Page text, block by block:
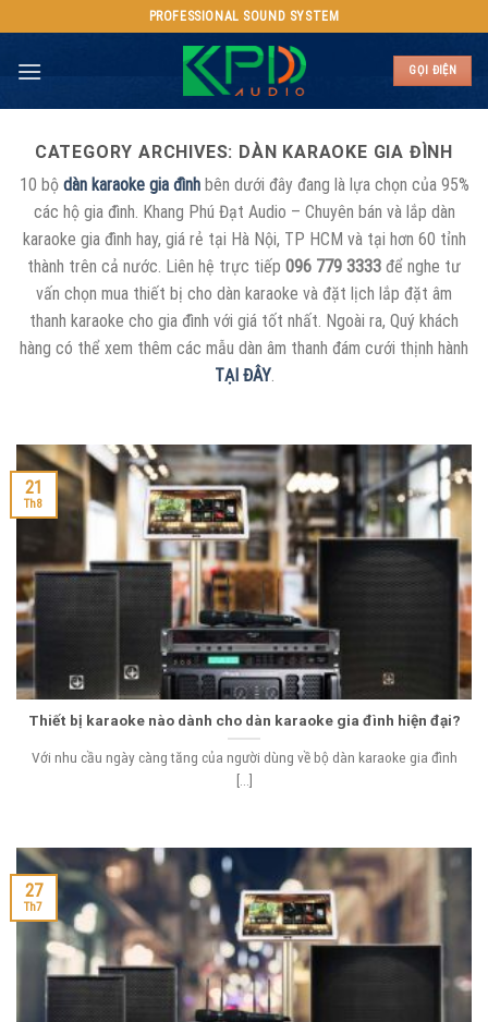
to
content
PROFESSIONAL SOUND SYSTEM
GỌI ĐIỆN
CATEGORY ARCHIVES: DÀN KARAOKE GIA ĐÌNH
10 bộ dàn karaoke gia đìnhbên dưới đây đang là lựa chọn của 95%
các hộ gia đình. Khang Phú Đạt Audio – Chuyên bán và lắp dàn
karaoke gia đình hay, giá rẻ tại Hà Nội, TP HCM và tại hơn 60 tỉnh
thành trên cả nước. Liên hệ trực tiếp 096 779 3333 để nghe tư
vấn chọn mua thiết bị cho dàn karaoke và đặt lịch lắp đặt âm
thanh karaoke cho gia đình với giá tốt nhất. Ngoài ra, Quý khách
hàng có thể xem thêm các mẫu dàn âm thanh đám cưới thịnh hành
TẠI ĐÂY.
Thiết bị karaoke nào dành cho dàn karaoke gia đình hiện đại?
Với nhu cầu ngày càng tăng của người dùng về bộ dàn karaoke gia đình
[...]
21
Th8
27
Th7